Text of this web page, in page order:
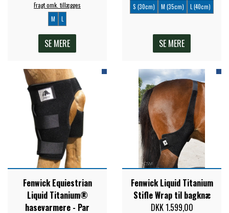
STUD MUFFIN
TKO
WAHLSTEN
WALDHAUSEN
Fragt omk. tillægges
M
L
SE MERE
S (30cm)
M (35cm) L (40cm)
SE MERE
Fenwick Equiestrian
Liquid Titanium®
hasevarmere - Par
Fenwick Liquid Titanium
Stifle Wrap til bagknæ
DKK 1.599,00